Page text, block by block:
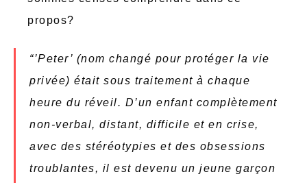
propos?
“’Peter’ (nom changé pour protéger la vie
privée) était sous traitement à chaque
heure du réveil. D’un enfant complètement
non-verbal, distant, difficile et en crise,
avec des stéréotypies et des obsessions
troublantes, il est devenu un jeune garçon